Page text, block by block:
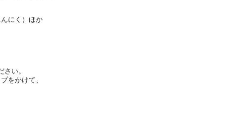
にく）ほか
い。
をかけて、